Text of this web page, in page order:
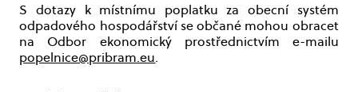
S dotazy k místnímu poplatku za obecní systém
odpadového hospodářství se občané mohou obracet
na Odbor ekonomický prostřednictvím e-mailu
popelnice@pribram.eu.